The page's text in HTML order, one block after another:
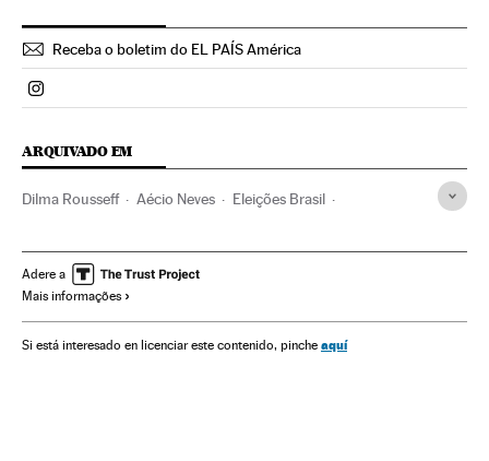
Receba o boletim do EL PAÍS América
Politica El País Brasil en Instagram
ARQUIVADO EM
Dilma Rousseff Aécio Neves Eleições Brasil
Presidência Brasil Brasil
América do Sul
Administração Estado Administração pública
Adere a
Mais informações
Si está interesado en licenciar este contenido, pinche aquí